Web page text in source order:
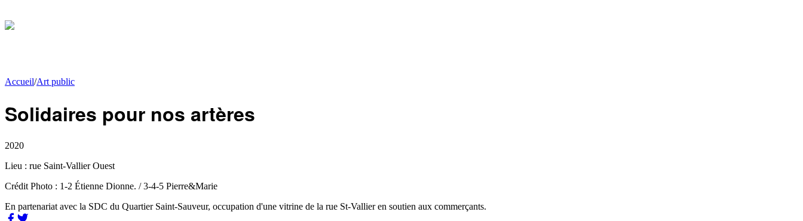
Accueil/Art public
Solidaires pour nos artères
2020
Lieu : rue Saint-Vallier Ouest
Crédit Photo : 1-2 Étienne Dionne. / 3-4-5 Pierre&Marie
En partenariat avec la SDC du Quartier Saint-Sauveur, occupation d'une vitrine de la rue St-Vallier en soutien aux commerçants.